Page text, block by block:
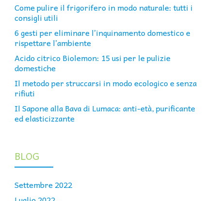
Come pulire il frigorifero in modo naturale: tutti i
consigli utili
6 gesti per eliminare l’inquinamento domestico e
rispettare l’ambiente
Acido citrico Biolemon: 15 usi per le pulizie
domestiche
Il metodo per struccarsi in modo ecologico e senza
rifiuti
Il Sapone alla Bava di Lumaca: anti-età, purificante
ed elasticizzante
BLOG
Settembre 2022